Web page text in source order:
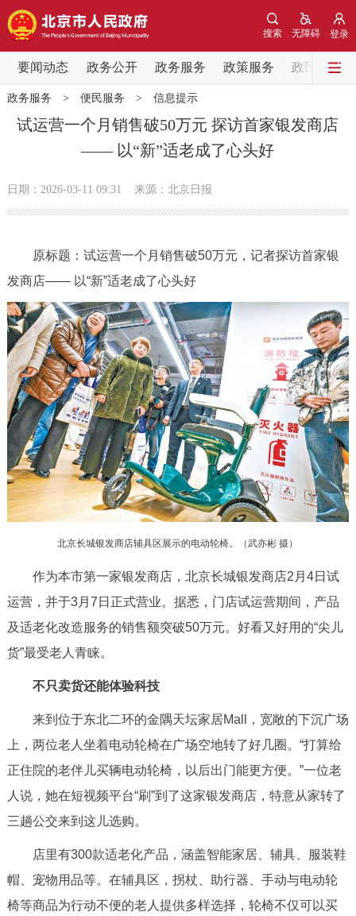
登录
无障碍
搜索
要闻动态 政务公开 政务服务 政策服务 政民互动
要闻动态
党中央精神 国务院信息
北京要闻 会议信息 部门动态
市领导 机构职能
政策兑现 政策解读 回应关切
决策公开 专题公开
政务服务
个人服务 法人服务 部门服务
便民服务 利企服务 投资项目
中介服务 阳光政务
12345网上接诉即办 我要咨询 我要建议
参与调查 在线访谈
走进北京
多语种
ENGLISH 한국어 日本語
政务服务 > 便民服务 > 信息提示
试运营一个月销售破50万元 探访首家银发商店
—— 以“新”适老成了心头好
日期：2026-03-11 09:31 来源：北京日报
原标题：试运营一个月销售破50万元，记者探访首家银
发商店—— 以“新”适老成了心头好
北京长城银发商店辅具区展示的电动轮椅。（武亦彬 摄）
作为本市第一家银发商店，北京长城银发商店2月4日试
运营，并于3月7日正式营业。据悉，门店试运营期间，产品
及适老化改造服务的销售额突破50万元。好看又好用的“尖儿
货”最受老人青睐。
不只卖货还能体验科技
来到位于东北二环的金隅天坛家居Mall，宽敞的下沉广场
上，两位老人坐着电动轮椅在广场空地转了好几圈。“打算给
正住院的老伴儿买辆电动轮椅，以后出门能更方便。”一位老
人说，她在短视频平台“刷”到了这家银发商店，特意从家转了
三趟公交来到这儿选购。
店里有300款适老化产品，涵盖智能家居、辅具、服装鞋
帽、宠物用品等。在辅具区，拐杖、助行器、手动与电动轮
椅等商品为行动不便的老人提供多样选择，轮椅不仅可以买